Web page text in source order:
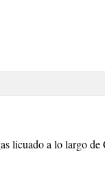
licuado a lo largo de